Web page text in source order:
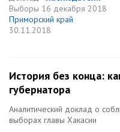
Выборы 16 декабря 2018
Приморский край
30.11.2018
История без конца:
губернатора
Аналитический доклад о
выборах главы Хакасии